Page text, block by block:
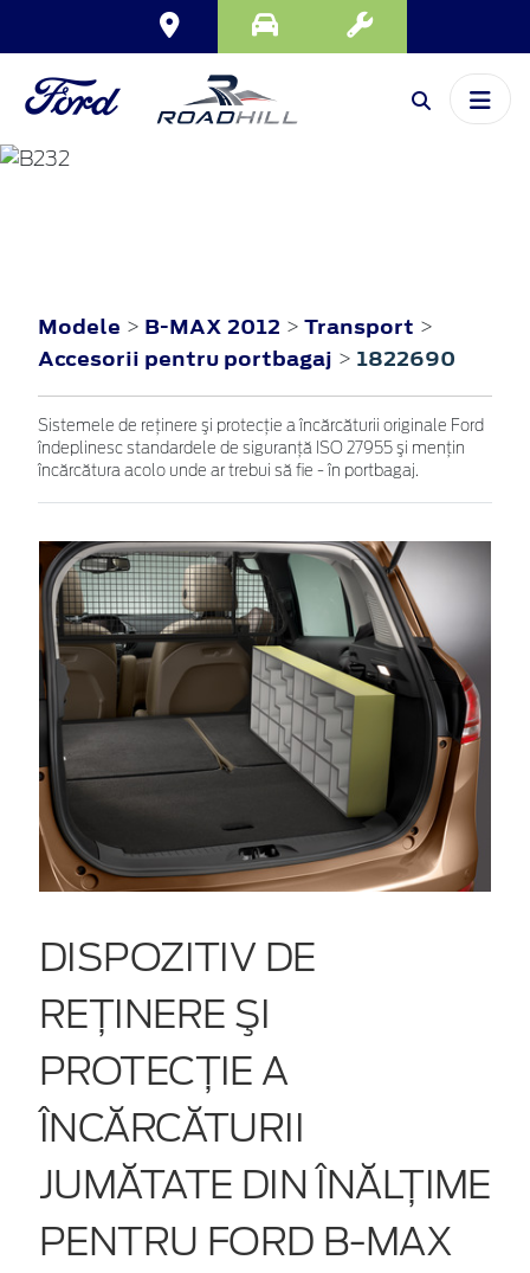
Modele > B-MAX 2012 > Transport >
Accesorii pentru portbagaj > 1822690
Sistemele de reţinere şi protecţie a încărcăturii originale Ford
îndeplinesc standardele de siguranţă ISO 27955 şi menţin
încărcătura acolo unde ar trebui să fie - în portbagaj.
DISPOZITIV DE
REŢINERE ŞI
PROTECŢIE A
ÎNCĂRCĂTURII
JUMĂTATE DIN ÎNĂLŢIME
PENTRU FORD B-MAX